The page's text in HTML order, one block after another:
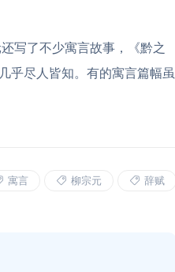
写了不少寓言故事，《黔之
乎尽人皆知。有的寓言篇幅虽
寓言 柳宗元 辞赋